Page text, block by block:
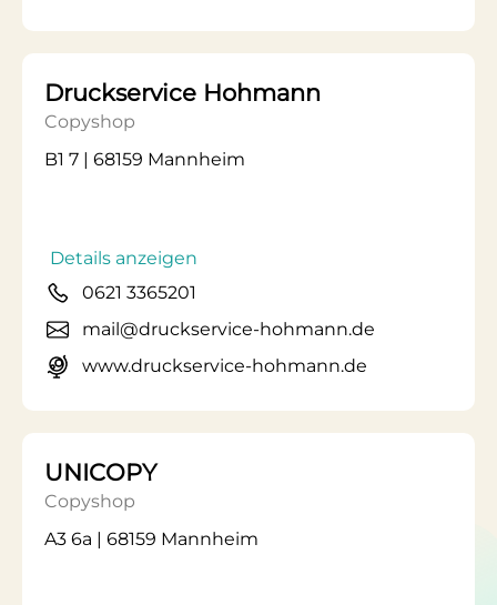
Druckservice Hohmann
Copyshop
B1 7 | 68159 Mannheim
Details anzeigen
0621 3365201
mail@druckservice-hohmann.de
www.druckservice-hohmann.de
UNICOPY
Copyshop
A3 6a | 68159 Mannheim